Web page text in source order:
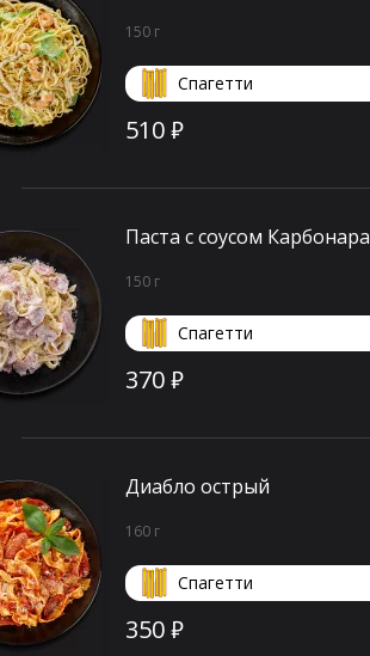
150 г
Спагетти
510 ₽
Паста с соусом Карбонара
150 г
Спагетти
370 ₽
Диабло острый
160 г
Спагетти
350 ₽